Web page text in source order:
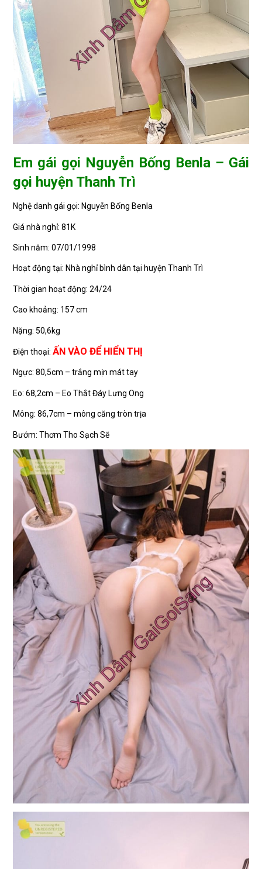
Em gái gọi Nguyễn Bống Benla – Gái
gọi huyện Thanh Trì
Nghệ danh gái gọi: Nguyễn Bống Benla
Giá nhà nghỉ: 81K
Sinh năm: 07/01/1998
Hoạt động tại: Nhà nghỉ bình dân tại huyện Thanh Trì
Thời gian hoạt động: 24/24
Cao khoảng: 157 cm
Nặng: 50,6kg
Điện thoại:ẤN VÀO ĐỂ HIỂN THỊ
Ngực: 80,5cm – trắng mịn mát tay
Eo: 68,2cm – Eo Thắt Đáy Lưng Ong
Mông: 86,7cm – mông căng tròn trịa
Bướm: Thơm Tho Sạch Sẽ